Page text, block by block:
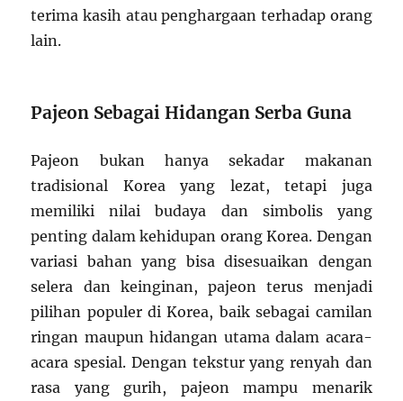
terima kasih atau penghargaan terhadap orang
lain.
Pajeon Sebagai Hidangan Serba Guna
Pajeon bukan hanya sekadar makanan
tradisional Korea yang lezat, tetapi juga
memiliki nilai budaya dan simbolis yang
penting dalam kehidupan orang Korea. Dengan
variasi bahan yang bisa disesuaikan dengan
selera dan keinginan, pajeon terus menjadi
pilihan populer di Korea, baik sebagai camilan
ringan maupun hidangan utama dalam acara-
acara spesial. Dengan tekstur yang renyah dan
rasa yang gurih, pajeon mampu menarik